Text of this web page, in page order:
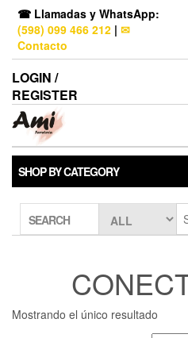
☎ Llamadas y WhatsApp:
(598) 099 466 212 | ✉
Contacto
LOGIN /
REGISTER
SHOP BY CATEGORY
SEARCH
Mostrando el único resultado